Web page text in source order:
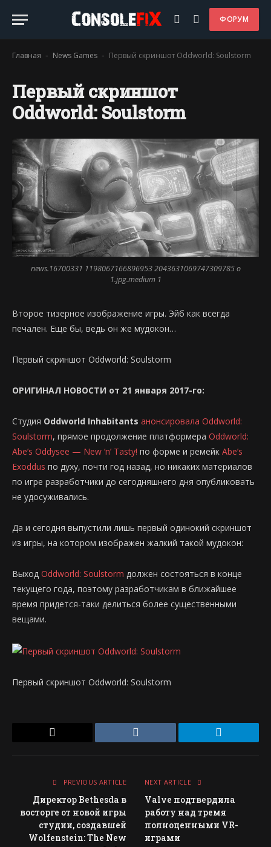
ФОРУМ
Главная - News Games - Первый скриншот Oddworld: Soulstorm
Первый скриншот
Oddworld: Soulstorm
news.16700331 1198067166896953 2043631069747309785 o
1.jpg.medium 1
Второе тизерное изображение игры. Эйб как всегда
печален. Еще бы, ведь он же мудокон…
Первый скриншот Oddworld: Soulstorm
ОРИГИНАЛ НОВОСТИ от 21 января 2017-го:
Студия Oddworld Inhabitants анонсировала Oddworld:
Soulstorm, прямое продолжение платформера Oddworld:
Abe’s Oddysee — New ‘n’ Tasty! по форме и ремейк Abe’s
Exoddus по духу, почти год назад, но никаких материалов
по игре разработчики до сегодняшнего дня опубликовать
не удосуживались.
Да и сегодня выпустили лишь первый одинокий скриншот
из игры, на котором изображен жалкий такой мудокон:
Выход Oddworld: Soulstorm должен состояться в конце
текущего года, поэтому разработчикам в ближайшее
время придется-таки делиться более существенными
вещами.
Первый скриншот Oddworld: Soulstorm
VKontakte Telegram
PREVIOUS ARTICLE
Директор Bethesda в
восторге от новой игры
студии, создавшей
Wolfenstein: The New
NEXT ARTICLE
Valve подтвердила
работу над тремя
полноценными VR-
играми